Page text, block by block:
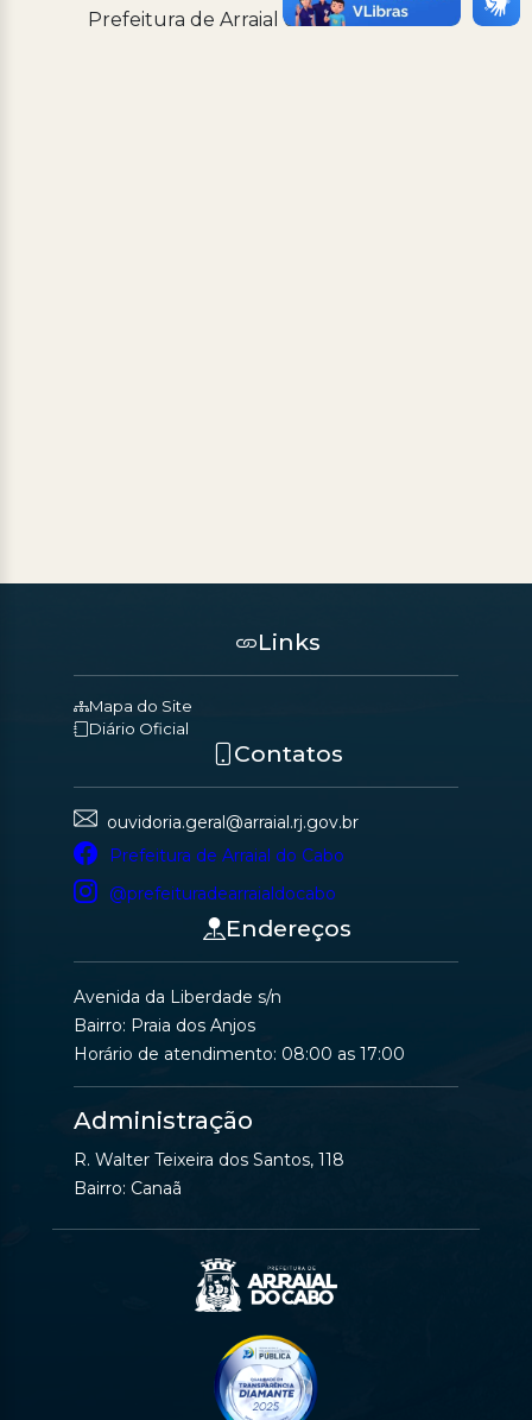
Prefeitura de Arraial do Cabo.
Links
Mapa do Site
Diário Oficial
Contatos
ouvidoria.geral@arraial.rj.gov.br
Prefeitura de Arraial do Cabo
@prefeituradearraialdocabo
Endereços
Avenida da Liberdade s/n
Bairro: Praia dos Anjos
Horário de atendimento: 08:00 as 17:00
Administração
R. Walter Teixeira dos Santos, 118
Bairro: Canaã